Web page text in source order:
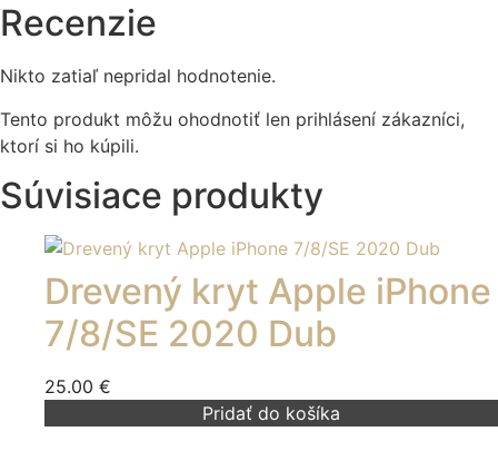
Recenzie
Nikto zatiaľ nepridal hodnotenie.
Tento produkt môžu ohodnotiť len prihlásení zákazníci,
ktorí si ho kúpili.
Súvisiace produkty
Drevený kryt Apple iPhone
7/8/SE 2020 Dub
25.00 €
Pridať do košíka